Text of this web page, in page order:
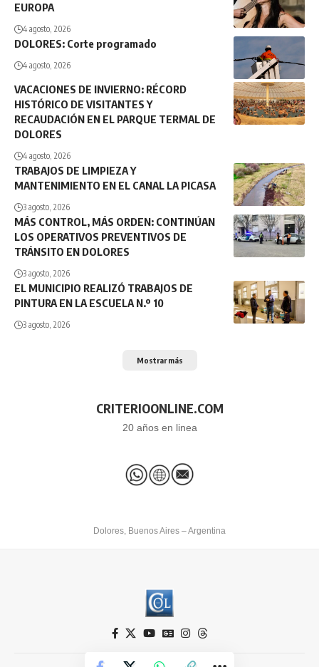
EUROPA
4 agosto, 2026
DOLORES: Corte programado
4 agosto, 2026
VACACIONES DE INVIERNO: RÉCORD
HISTÓRICO DE VISITANTES Y
RECAUDACIÓN EN EL PARQUE TERMAL DE
DOLORES
4 agosto, 2026
TRABAJOS DE LIMPIEZA Y
MANTENIMIENTO EN EL CANAL LA PICASA
3 agosto, 2026
MÁS CONTROL, MÁS ORDEN: CONTINÚAN
LOS OPERATIVOS PREVENTIVOS DE
TRÁNSITO EN DOLORES
3 agosto, 2026
EL MUNICIPIO REALIZÓ TRABAJOS DE
PINTURA EN LA ESCUELA N.º 10
3 agosto, 2026
Mostrar más
CRITERIOONLINE.COM
20 años en linea
Dolores, Buenos Aires – Argentina